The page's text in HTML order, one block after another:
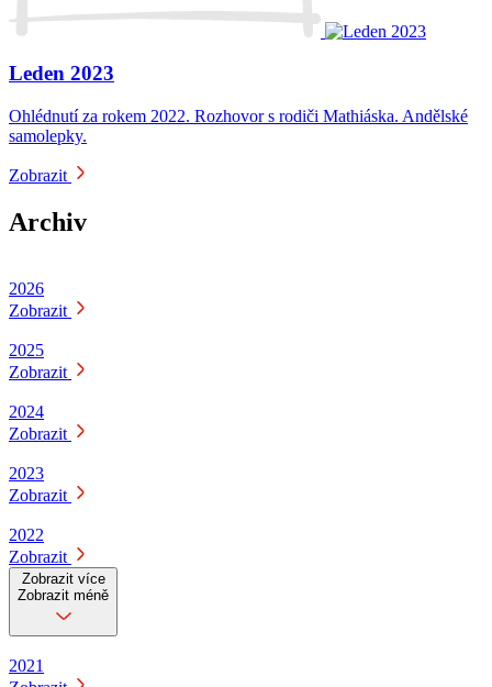
Leden 2023
Ohlédnutí za rokem 2022. Rozhovor s rodiči Mathiáska. Andělské
samolepky.
Zobrazit
Archiv
2026
Zobrazit
2025
Zobrazit
2024
Zobrazit
2023
Zobrazit
2022
Zobrazit
Zobrazit více
Zobrazit méně
2021